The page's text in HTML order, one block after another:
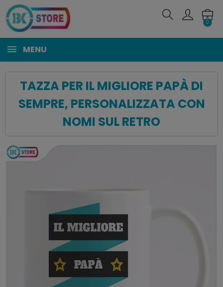
0
MENU
TAZZA PER IL MIGLIORE PAPÀ DI
SEMPRE, PERSONALIZZATA CON
NOMI SUL RETRO